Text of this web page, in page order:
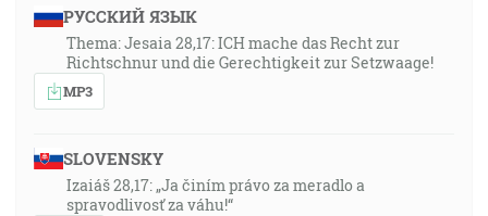
РУССКИЙ ЯЗЫК
Thema: Jesaia 28,17: ICH mache das Recht zur
Richtschnur und die Gerechtigkeit zur Setzwaage!
MP3
SLOVENSKY
Izaiáš 28,17: „Ja činím právo za meradlo a
spravodlivosť za váhu!“